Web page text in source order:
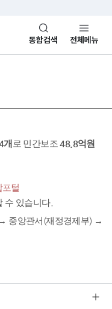
통합검색 전체메뉴
개 로 민간보조48.8억원
포털
수 있습니다.
중앙관서(재정경제부) →